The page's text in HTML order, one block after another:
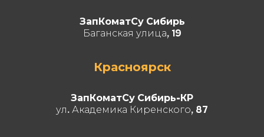
ЗапКоматСу Сибирь
Баганская улица, 19
Красноярск
ЗапКоматСу Сибирь-КР
ул. Академика Киренского, 87